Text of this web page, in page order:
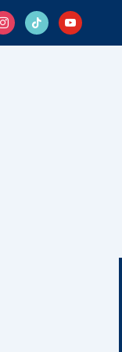
tiktok youtube